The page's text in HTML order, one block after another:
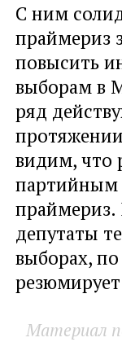
С ним
праймериз
повысить
выборам в
ряд
видим, что
партийным
праймериз.
депутаты
выборах,
Материал